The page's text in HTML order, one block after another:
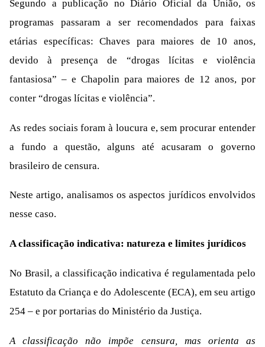
Segundo a publicação no Diário Oficial da União, os
programas passaram a ser recomendados para faixas
etárias específicas: Chaves para maiores de 10 anos,
devido à presença de “drogas lícitas e violência
fantasiosa” – e Chapolin para maiores de 12 anos, por
conter “drogas lícitas e violência”.
As redes sociais foram à loucura e, sem procurar entender
a fundo a questão, alguns até acusaram o governo
brasileiro de censura.
Neste artigo, analisamos os aspectos jurídicos envolvidos
nesse caso.
A classificação indicativa: natureza e limites jurídicos
No Brasil, a classificação indicativa é regulamentada pelo
Estatuto da Criança e do Adolescente (ECA), em seu artigo
254 – e por portarias do Ministério da Justiça.
A classificação não impõe censura, mas orienta as